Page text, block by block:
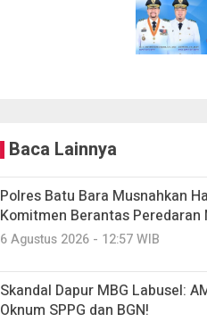
Baca Lainnya
Polres Batu Bara Musnahkan
Komitmen Berantas Peredaran
6 Agustus 2026 - 12:57 WIB
Skandal Dapur MBG Labusel:
Oknum SPPG dan BGN!